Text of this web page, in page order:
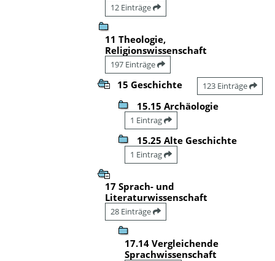
12 Einträge
11 Theologie,
Religionswissenschaft
197 Einträge
15 Geschichte 123 Einträge
15.15 Archäologie
1 Eintrag
15.25 Alte Geschichte
1 Eintrag
17 Sprach- und
Literaturwissenschaft
28 Einträge
17.14 Vergleichende
Sprachwissenschaft